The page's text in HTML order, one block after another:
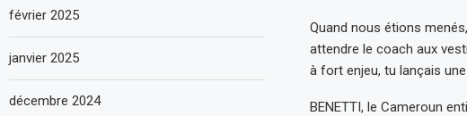
Quand nous étions
attendre le coach aux
à fort enjeu, tu lançais
BENETTI, le Cameroun
février 2025
janvier 2025
décembre 2024